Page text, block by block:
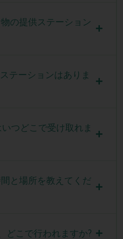
の提供ステーション
テーションはありま
つどこで受け取れま
と場所を教えてくだ
どこで行われますか?